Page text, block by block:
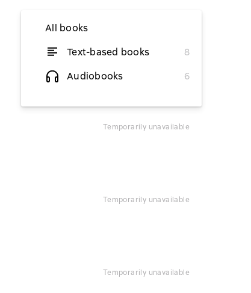
All books
Text-based books
8
Audiobooks
6
temporarily unavailable
temporarily unavailable
temporarily unavailable
temporarily unavailable